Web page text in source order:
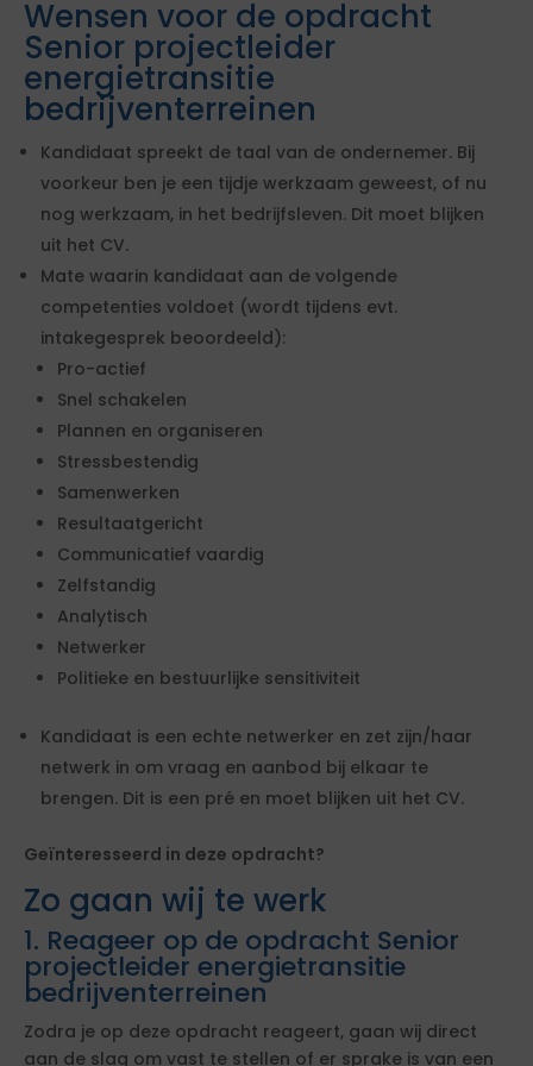
Wensen voor de opdracht
Senior projectleider
energietransitie
bedrijventerreinen
Kandidaat spreekt de taal van de ondernemer. Bij
voorkeur ben je een tijdje werkzaam geweest, of nu
nog werkzaam, in het bedrijfsleven. Dit moet blijken
uit het CV.
Mate waarin kandidaat aan de volgende
competenties voldoet (wordt tijdens evt.
intakegesprek beoordeeld):
Pro-actief
Snel schakelen
Plannen en organiseren
Stressbestendig
Samenwerken
Resultaatgericht
Communicatief vaardig
Zelfstandig
Analytisch
Netwerker
Politieke en bestuurlijke sensitiviteit
Kandidaat is een echte netwerker en zet zijn/haar
netwerk in om vraag en aanbod bij elkaar te
brengen. Dit is een pré en moet blijken uit het CV.
Geïnteresseerd in deze opdracht?
Zo gaan wij te werk
1. Reageer op de opdracht Senior
projectleider energietransitie
bedrijventerreinen
Zodra je op deze opdracht reageert, gaan wij direct
aan de slag om vast te stellen of er sprake is van een